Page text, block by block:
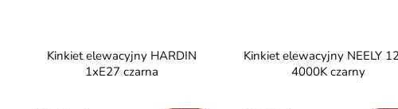
Kinkiet elewacyjny HARDIN
1xE27 czarna
Kinkiet elewacyjny NEELY 12W
4000K czarny